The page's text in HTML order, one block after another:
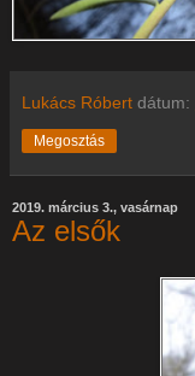
Lukács Róbert dátum:
Megosztás
2019. március 3., vasárnap
Az elsők